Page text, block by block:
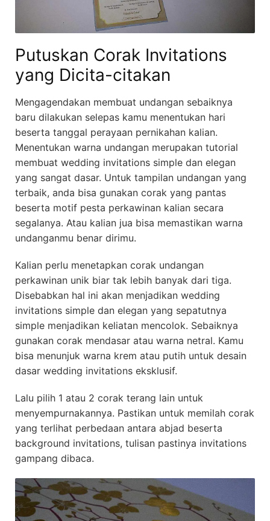
Putuskan Corak Invitations
yang Dicita-citakan
Mengagendakan membuat undangan sebaiknya
baru dilakukan selepas kamu menentukan hari
beserta tanggal perayaan pernikahan kalian.
Menentukan warna undangan merupakan tutorial
membuat wedding invitations simple dan elegan
yang sangat dasar. Untuk tampilan undangan yang
terbaik, anda bisa gunakan corak yang pantas
beserta motif pesta perkawinan kalian secara
segalanya. Atau kalian jua bisa memastikan warna
undanganmu benar dirimu.
Kalian perlu menetapkan corak undangan
perkawinan unik biar tak lebih banyak dari tiga.
Disebabkan hal ini akan menjadikan wedding
invitations simple dan elegan yang sepatutnya
simple menjadikan keliatan mencolok. Sebaiknya
gunakan corak mendasar atau warna netral. Kamu
bisa menunjuk warna krem atau putih untuk desain
dasar wedding invitations eksklusif.
Lalu pilih 1 atau 2 corak terang lain untuk
menyempurnakannya. Pastikan untuk memilah corak
yang terlihat perbedaan antara abjad beserta
background invitations, tulisan pastinya invitations
gampang dibaca.